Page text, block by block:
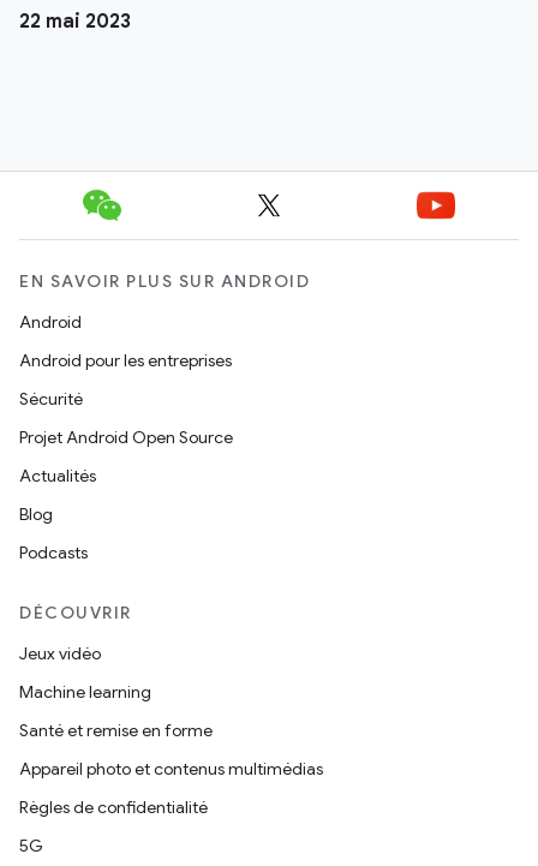
22 mai 2023
EN SAVOIR PLUS SUR ANDROID
Android
Android pour les entreprises
Sécurité
Projet Android Open Source
Actualités
Blog
Podcasts
DÉCOUVRIR
Jeux vidéo
Machine learning
Santé et remise en forme
Appareil photo et contenus multimédias
Règles de confidentialité
5G